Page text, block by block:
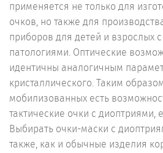
применяется не только для
очков, но также для
приборов для детей и взрослых
патологиями. Оптические
идентичны аналогичным
кристаллического. Таким
мобилизованных есть
тактические очки с диоптриями,
Выбирать очки-маски с
также, как и обычные изделия